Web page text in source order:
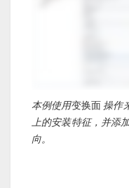
本例使用变换面 操作
上的安装特征，并添
向。